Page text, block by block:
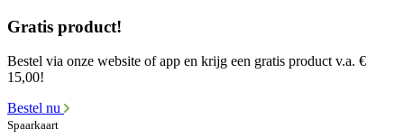
Gratis product!
Bestel via onze website of app en krijg een gratis product v.a. €
15,00!
Bestel nu
Spaarkaart